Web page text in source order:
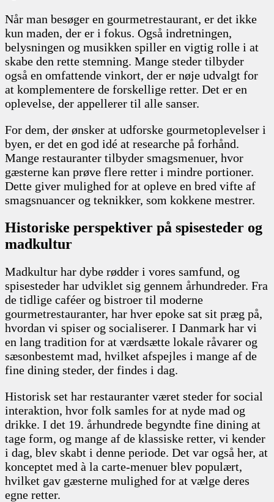
Når man besøger en gourmetrestaurant, er det ikke
kun maden, der er i fokus. Også indretningen,
belysningen og musikken spiller en vigtig rolle i at
skabe den rette stemning. Mange steder tilbyder
også en omfattende vinkort, der er nøje udvalgt for
at komplementere de forskellige retter. Det er en
oplevelse, der appellerer til alle sanser.
For dem, der ønsker at udforske gourmetoplevelser i
byen, er det en god idé at researche på forhånd.
Mange restauranter tilbyder smagsmenuer, hvor
gæsterne kan prøve flere retter i mindre portioner.
Dette giver mulighed for at opleve en bred vifte af
smagsnuancer og teknikker, som kokkene mestrer.
Historiske perspektiver på spisesteder og
madkultur
Madkultur har dybe rødder i vores samfund, og
spisesteder har udviklet sig gennem århundreder. Fra
de tidlige caféer og bistroer til moderne
gourmetrestauranter, har hver epoke sat sit præg på,
hvordan vi spiser og socialiserer. I Danmark har vi
en lang tradition for at værdsætte lokale råvarer og
sæsonbestemt mad, hvilket afspejles i mange af de
fine dining steder, der findes i dag.
Historisk set har restauranter været steder for social
interaktion, hvor folk samles for at nyde mad og
drikke. I det 19. århundrede begyndte fine dining at
tage form, og mange af de klassiske retter, vi kender
i dag, blev skabt i denne periode. Det var også her, at
konceptet med à la carte-menuer blev populært,
hvilket gav gæsterne mulighed for at vælge deres
egne retter.